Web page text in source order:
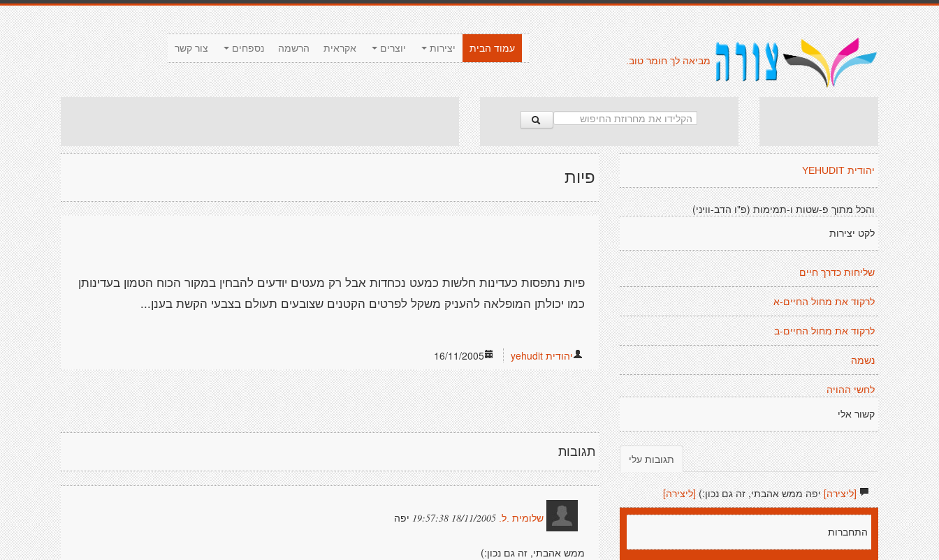
צור קשר נספחים הרשמה אקראית יוצרים יצירות
עמוד הבית
מביאה לך חומר טוב.
פיות
פיות נתפסות כעדינות חלשות כמעט נכחדות אבל רק מעטים יודעים להבחין במקור הכוח הטמון בעדינותן
16/11/2005 יהודית yehudit
תגובות
שלומית .ל. 18/11/2005 19:57:38 יפה
ממש אהבתי, זה גם נכון:)
יהודית YEHUDIT
והכל מתוך פ-שטות ו-תמימות (פ"ו הדב-וויני)
לקט יצירות
שליחות כדרך חיים
לרקוד את מחול החיים-א
לרקוד את מחול החיים-ב
נשמה
לחשי ההויה
קשור אלי
תגובות עלי
[ליצירה]יפה ממש אהבתי, זה גם נכון:) [ליצירה]
התחברות